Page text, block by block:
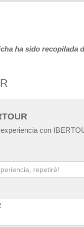
ha sido recopilada
con